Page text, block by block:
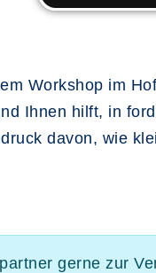
Workshop im
Ihnen hilft, in
davon, wie
gerne zur